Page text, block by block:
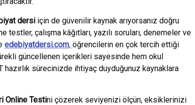
dersi için de güvenilir kaynak arıyorsanız doğru
testler, çalışma kâğıtları, yazılı soruları, denemeler ve
edebiyatdersi.com, öğrencilerin en çok tercih ettiği
güncellenen içerikleri sayesinde hem okul
sürecinizde ihtiyaç duyduğunuz kaynaklara
Online Testini çözerek seviyenizi ölçün, eksiklerinizi